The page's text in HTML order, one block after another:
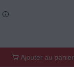
Ajouter au panier